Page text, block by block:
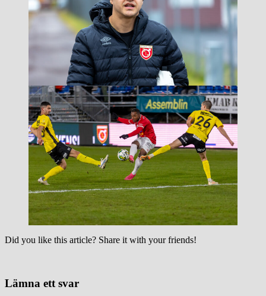
Did you like this article? Share it with your friends!
Lämna ett svar